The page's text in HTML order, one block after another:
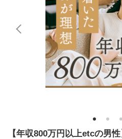
1 2 3
【年収800万円以上etcの男性